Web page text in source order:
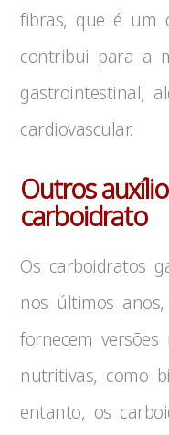
fibras, que é um
contribui para a
gastrointestinal,
cardiovascular.
Outros
carboidrato
Os carboidratos
nos últimos
fornecem
nutritivas, como
entanto, os